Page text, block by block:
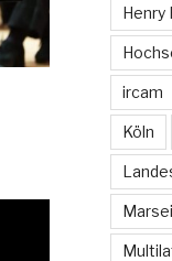
Henry
ircam
Köln